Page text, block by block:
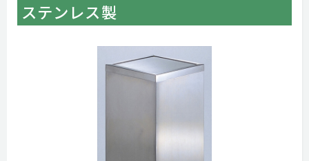
ステンレス製